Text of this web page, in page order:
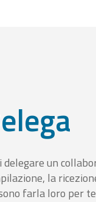
delegare un
la
farla loro per